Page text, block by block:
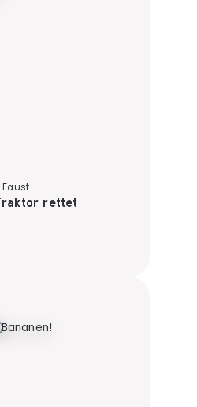
Faust
rettet